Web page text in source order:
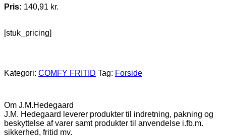
Pris: 140,91 kr.
[stuk_pricing]
Kategori: COMFY FRITID Tag: Forside
Om J.M.Hedegaard
J.M. Hedegaard leverer produkter til indretning, pakning og
beskyttelse af varer samt produkter til anvendelse i.fb.m.
sikkerhed, fritid mv.